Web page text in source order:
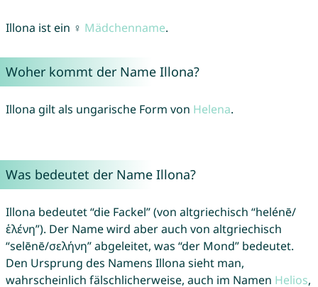
Illona ist ein ♀ Mädchenname.
Woher kommt der Name Illona?
Illona gilt als ungarische Form von Helena.
Was bedeutet der Name Illona?
Illona bedeutet “die Fackel” (von altgriechisch “helénē/
ἑλένη”). Der Name wird aber auch von altgriechisch
“selēnē/σελήνη” abgeleitet, was “der Mond” bedeutet.
Den Ursprung des Namens Illona sieht man,
wahrscheinlich fälschlicherweise, auch im Namen Helios,